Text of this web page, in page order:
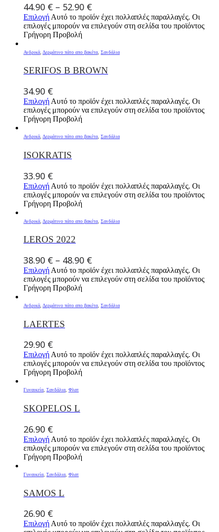
44.90 € – 52.90 €
Επιλογή Αυτό το προϊόν έχει πολλαπλές παραλλαγές. Οι
επιλογές μπορούν να επιλεγούν στη σελίδα του προϊόντος
Γρήγορη Προβολή
Ανδρικά Δερμάτινο πάτο απο βακέτα Σανδάλια
SERIFOS B BROWN
34.90 €
Επιλογή Αυτό το προϊόν έχει πολλαπλές παραλλαγές. Οι
επιλογές μπορούν να επιλεγούν στη σελίδα του προϊόντος
Γρήγορη Προβολή
Ανδρικά Δερμάτινο πάτο απο βακέτα Σανδάλια
ISOKRATIS
33.90 €
Επιλογή Αυτό το προϊόν έχει πολλαπλές παραλλαγές. Οι
επιλογές μπορούν να επιλεγούν στη σελίδα του προϊόντος
Γρήγορη Προβολή
Ανδρικά Δερμάτινο πάτο απο βακέτα Σανδάλια
LEROS 2022
38.90 € – 48.90 €
Επιλογή Αυτό το προϊόν έχει πολλαπλές παραλλαγές. Οι
επιλογές μπορούν να επιλεγούν στη σελίδα του προϊόντος
Γρήγορη Προβολή
Ανδρικά Δερμάτινο πάτο απο βακέτα Σανδάλια
LAERTES
29.90 €
ΕπιλογήΑυτό το προϊόν έχει πολλαπλές παραλλαγές. Οι
επιλογές μπορούν να επιλεγούν στη σελίδα του προϊόντος
Γρήγορη Προβολή
Γυναικεία, Σανδάλια, Φλατ
SKOPELOS L
26.90 €
Επιλογή Αυτό το προϊόν έχει πολλαπλές παραλλαγές. Οι
επιλογές μπορούν να επιλεγούν στη σελίδα του προϊόντος
Γρήγορη Προβολή
Γυναικεία Σανδάλια Φλατ
SAMOS L
26.90 €
Επιλογή Αυτό το προϊόν έχει πολλαπλές παραλλαγές. Οι